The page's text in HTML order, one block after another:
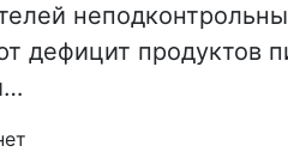
дефицит продуктов